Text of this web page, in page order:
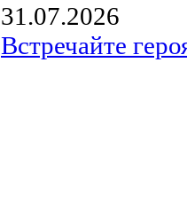
31.07.2026
Встречайте